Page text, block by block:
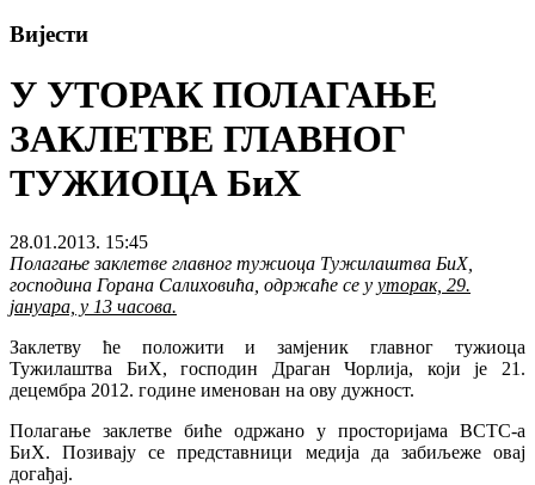
Вијести
У УТОРАК ПОЛАГАЊЕ
ЗАКЛЕТВЕ ГЛАВНОГ
ТУЖИОЦА БиХ
28.01.2013. 15:45
Полагање заклетве главног тужиоца Тужилаштва БиХ,
господина Горана Салиховића, одржаће се у уторак, 29.
јануара, у 13 часова.
Заклетву ће положити и замјеник главног тужиоца
Тужилаштва БиХ, господин Драган Чорлија, који је 21.
децембра 2012. године именован на ову дужност.
Полагање заклетве биће одржано у просторијама ВСТС-а
БиХ. Позивају се представници медија да забиљеже овај
догађај.